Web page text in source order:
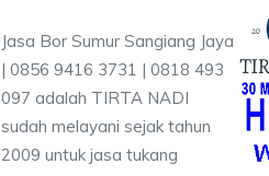
Jasa Bor Sumur Sangiang Jaya
| 0856 9416 3731 | 0818 493
097 adalah TIRTA NADI
sudah melayani sejak tahun
2009 untuk jasa tukang